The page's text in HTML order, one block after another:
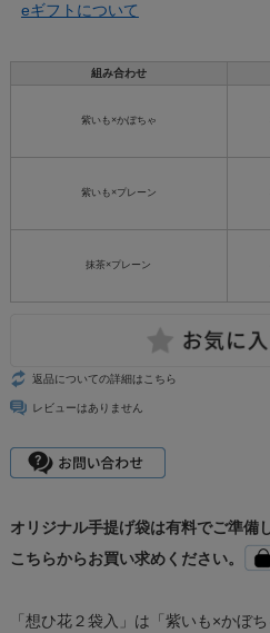
eギフトについて
組み合わせ
紫いも×かぼちゃ
紫いも×プレーン
抹茶×プレーン
返品についての詳細はこちら
レビューはありません
オリジナル手提げ袋は有料でご準備
こちらからお買い求めください。
「想ひ花２袋入」は「紫いも×かぼ